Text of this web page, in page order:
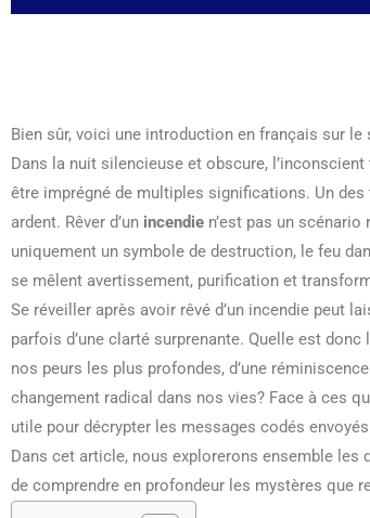
Bien sûr, voici une introduction en français sur le
Dans la nuit silencieuse et obscure,
être imprégné de multiples significations. Un
ardent. Rêver d’un incendie n’est pas un
uniquement un symbole de destruction, le feu
se mêlent avertissement, purification et
Se réveiller après avoir rêvé d’un incendie peut
parfois d’une clarté surprenante. Quelle est
nos peurs les plus profondes, d’une
changement radical dans nos vies? Face à ces
utile pour décrypter les messages codés
Dans cet article, nous explorerons ensemble les
de comprendre en profondeur les mystères que